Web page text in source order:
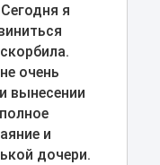
я
очень
вынесении
и
дочери.